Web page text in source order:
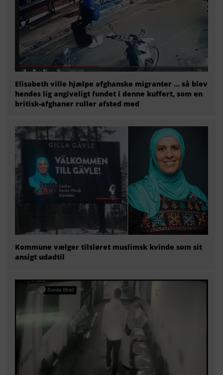
Elisabeth ville hjælpe afghanske migranter … så blev
hendes lig angiveligt fundet i denne kuffert, som en
britisk-afghaner ruller afsted med
Kommune vælger tilsløret muslimsk kvinde som sit
ansigt udadtil